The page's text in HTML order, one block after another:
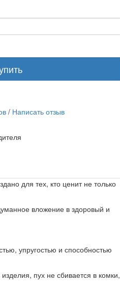
/ Написать отзыв
для тех, кто ценит не только
вложение в здоровый и
упругостью и способностью
пух не сбивается в комки,